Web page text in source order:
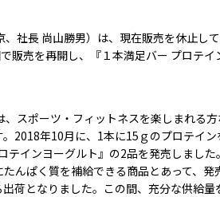
社長 尚山勝男）は、現在販売を休止し
販売を再開し、『１本満足バー プロテ
スポーツ・フィットネスを楽しまれる
2018年10月に、1本に15ｇのプロテイ
テインヨーグルト』の2品を発売しまし
んぱく質を補給できる商品とあって、発
荷となりました。この間、充分な供給